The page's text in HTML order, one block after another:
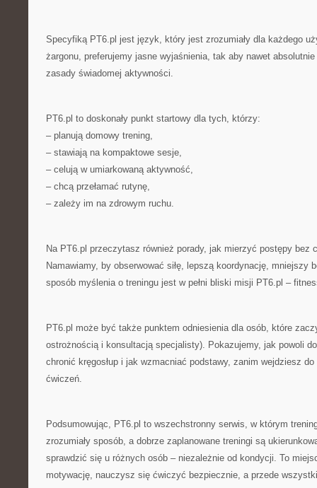
Specyfiką PT6.pl jest język, który jest zrozumiały dla każdego
żargonu, preferujemy jasne wyjaśnienia, tak aby nawet
zasady świadomej aktywności.
PT6.pl to doskonały punkt startowy dla tych, którzy:
– planują domowy trening,
– stawiają na kompaktowe sesje,
– celują w umiarkowaną aktywność,
– chcą przełamać rutynę,
– zależy im na zdrowym ruchu.
Na PT6.pl przeczytasz również porady, jak mierzyć postępy bez
Namawiamy, by obserwować siłę, lepszą koordynację, mniejszy
sposób myślenia o treningu jest w pełni bliski misji PT6.pl –
PT6.pl może być także punktem odniesienia dla osób, które
ostrożnością i konsultacją specjalisty). Pokazujemy, jak powoli
chronić kręgosłup i jak wzmacniać podstawy, zanim wejdziesz
ćwiczeń.
Podsumowując, PT6.pl to wszechstronny serwis, w którym
zrozumiały sposób, a dobrze zaplanowane treningi są
sprawdzić się u różnych osób – niezależnie od kondycji. To
motywację, nauczysz się ćwiczyć bezpiecznie, a przede